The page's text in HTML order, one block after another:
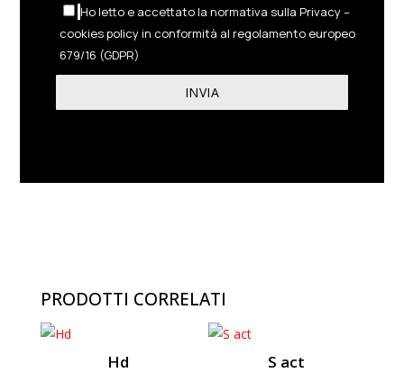
Ho letto e accettato la normativa sulla Privacy –
cookies policy in conformità al regolamento europeo
679/16 (GDPR)
PRODOTTI CORRELATI
Hd S act